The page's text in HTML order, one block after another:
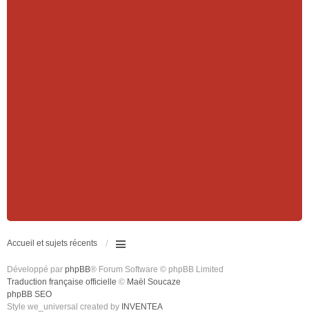
Accueil et sujets récents
Développé par phpBB® Forum Software © phpBB Limited
Traduction française officielle © Maël Soucaze
phpBB SEO
Style we_universal created by INVENTEA